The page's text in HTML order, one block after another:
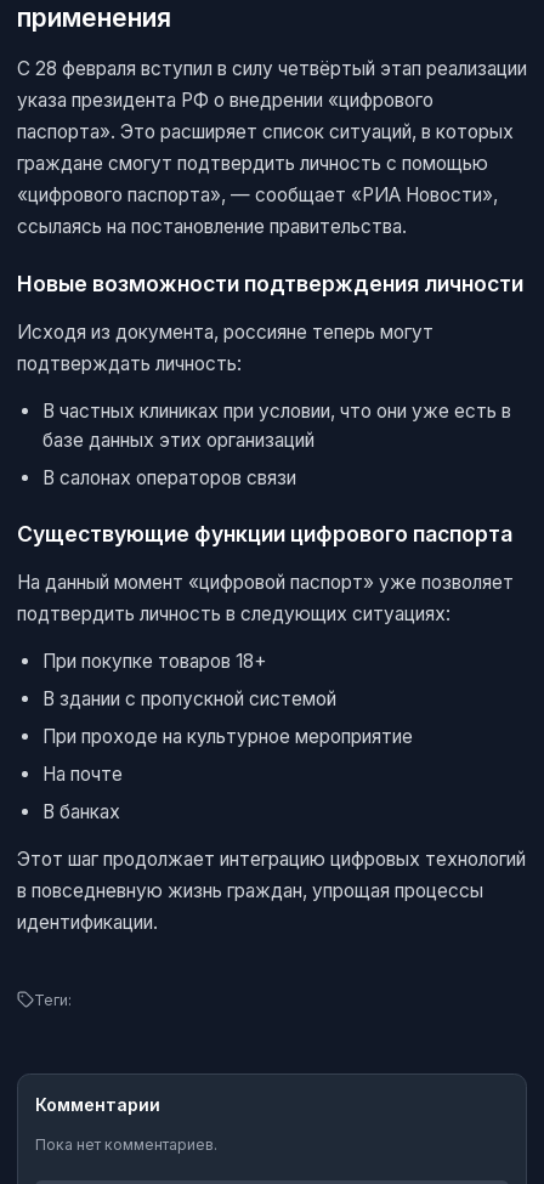
применения
С 28 февраля вступил в силу четвёртый этап реализации
указа президента РФ о внедрении «цифрового
паспорта». Это расширяет список ситуаций, в которых
граждане смогут подтвердить личность с помощью
«цифрового паспорта», — сообщает «РИА Новости»,
ссылаясь на постановление правительства.
Новые возможности подтверждения личности
Исходя из документа, россияне теперь могут
подтверждать личность:
В частных клиниках при условии, что они уже есть в
базе данных этих организаций
В салонах операторов связи
Существующие функции цифрового паспорта
На данный момент «цифровой паспорт» уже позволяет
подтвердить личность в следующих ситуациях:
При покупке товаров 18+
В здании с пропускной системой
При проходе на культурное мероприятие
На почте
В банках
Этот шаг продолжает интеграцию цифровых технологий
в повседневную жизнь граждан, упрощая процессы
идентификации.
Теги:
Комментарии
Пока нет комментариев.